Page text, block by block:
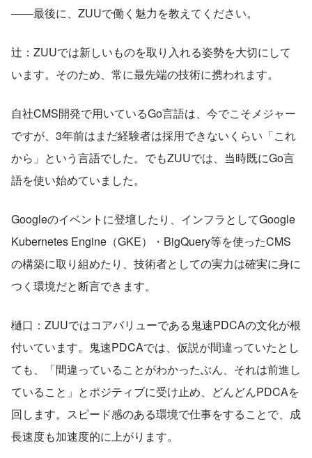
――最後に、ZUUで働く魅力を教えてください。
辻：ZUUでは新しいものを取り入れる姿勢を大切にして
います。そのため、常に最先端の技術に携われます。
自社CMS開発で用いているGo言語は、今でこそメジャー
ですが、3年前はまだ経験者は採用できないくらい「これ
から」という言語でした。でもZUUでは、当時既にGo言
語を使い始めていました。
Googleのイベントに登壇したり、インフラとしてGoogle
Kubernetes Engine（GKE）・BigQuery等を使ったCMS
の構築に取り組めたり、技術者としての実力は確実に身に
つく環境だと断言できます。
樋口：ZUUではコアバリューである鬼速PDCAの文化が根
付いています。鬼速PDCAでは、仮説が間違っていたとし
ても、「間違っていることがわかったぶん、それは前進し
ていること」とポジティブに受け止め、どんどんPDCAを
回します。スピード感のある環境で仕事をすることで、成
長速度も加速度的に上がります。